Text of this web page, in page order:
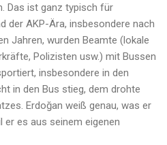
Das ist ganz typisch für
der AKP-Ära, insbesondere nach
Jahren, wurden Beamte (lokale
Polizisten usw.) mit Bussen
insbesondere in den
in den Bus stieg, dem drohte
Erdoğan weiß genau, was er
er es aus seinem eigenen